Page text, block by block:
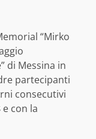
“Mirko
di Messina in
partecipanti
consecutivi
con la